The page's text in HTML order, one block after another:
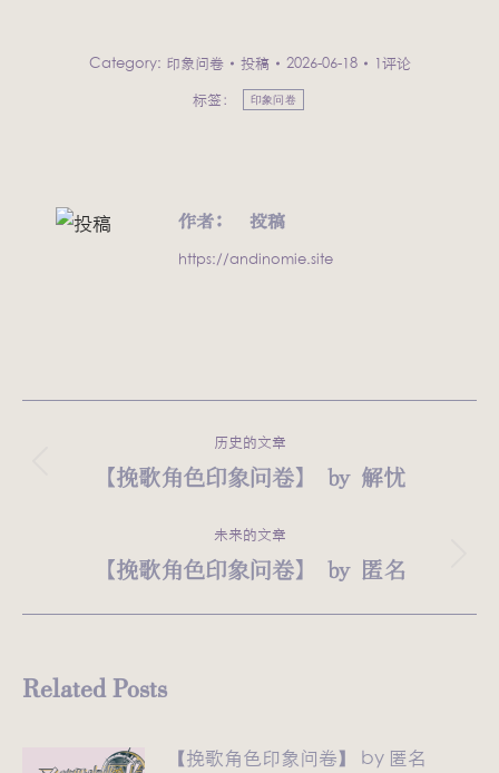
Category: 印象问卷 投稿 2026-06-18
1评论
标签：
印象问卷
作者： 投稿
https://andinomie.site
历史的文章
历
的
文
【挽歌角色印象问卷】 by 解忧
未来的文章
未
【挽歌角色印象问卷】 by 匿名
Related Posts
【挽歌角色印象问卷】 by 匿名